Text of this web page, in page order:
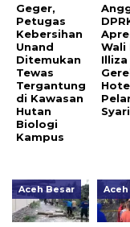
Geger,
Petugas
Kebersihan
Unand
Ditemukan
Tewas
Tergantung
di Kawasan
Hutan
Biologi
Kampus
Wali
Illiza
Aceh Besar Aceh